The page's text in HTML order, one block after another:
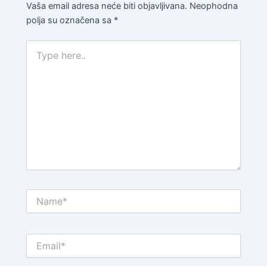
Vaša email adresa neće biti objavljivana. Neophodna
polja su označena sa *
here..